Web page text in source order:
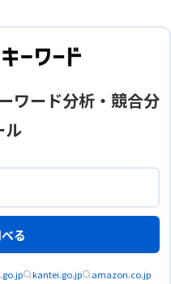
ワード分析・競合分
ル
る
kantei.go.jp amazon.co.jp